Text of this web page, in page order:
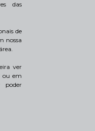
das
de
nossa
ver
ou em
poder